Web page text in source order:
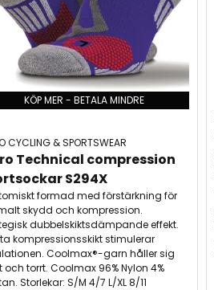
KÖP MER - BETALA MINDRE
CYCLING & SPORTSWEAR
Technical compression
S294X
formad med förstärkning för
skydd och kompression.
dubbelskiktsdämpande effekt.
kompressionsskikt stimulerar
Coolmax®-garn håller sig
och torrt. Coolmax 96% Nylon 4%
Storlekar: S/M 4/7 L/XL 8/11